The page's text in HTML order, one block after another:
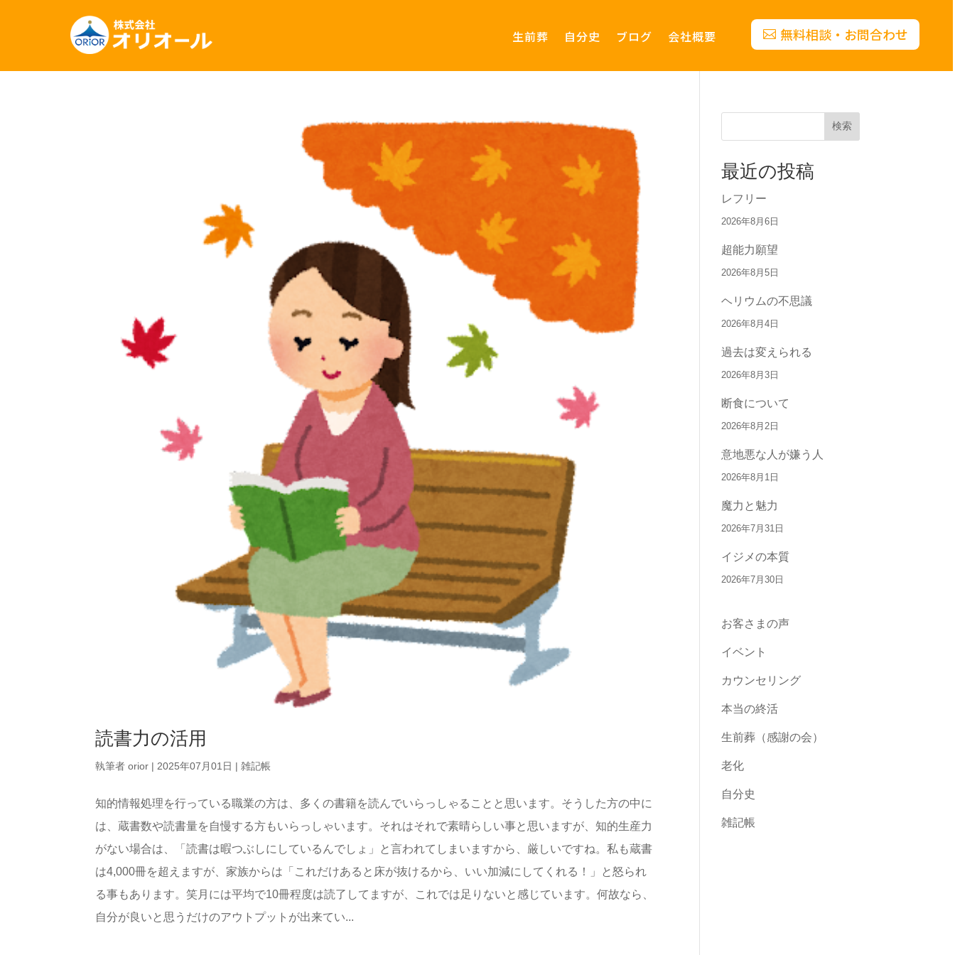
生前葬 自分史 ブログ 会社概要 無料相談・お問合わせ
読書力の活用
執筆者orior | 2025年07月01日 |雑記帳
知的情報処理を行っている職業の方は、多くの書籍を読んでいらっしゃることと思います。そうした方の中に
は、蔵書数や読書量を自慢する方もいらっしゃいます。それはそれで素晴らしい事と思いますが、知的生産力
がない場合は、「読書は暇つぶしにしているんでしょ」と言われてしまいますから、厳しいですね。私も蔵書
は4,000冊を超えますが、家族からは「これだけあると床が抜けるから、いい加減にしてくれる！」と怒られ
る事もあります。笑月には平均で10冊程度は読了してますが、これでは足りないと感じています。何故なら、
自分が良いと思うだけのアウトプットが出来てい...
検索
最近の投稿
レフリー
2026年8月6日
超能力願望
2026年8月5日
ヘリウムの不思議
2026年8月4日
過去は変えられる
2026年8月3日
断食について
2026年8月2日
意地悪な人が嫌う人
2026年8月1日
魔力と魅力
2026年7月31日
イジメの本質
2026年7月30日
お客さまの声
イベント
カウンセリング
本当の終活
生前葬（感謝の会）
老化
自分史
雑記帳